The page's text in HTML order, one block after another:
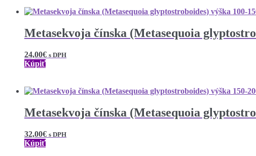
Metasekvoja čínska (Metasequoia
24,00€ s DPH
Kúpiť
Metasekvoja čínska (Metasequoia
32,00€ s DPH
Kúpiť